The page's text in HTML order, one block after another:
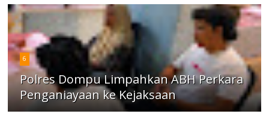
6
Polres Dompu Limpahkan ABH Perkara
Penganiayaan ke Kejaksaan